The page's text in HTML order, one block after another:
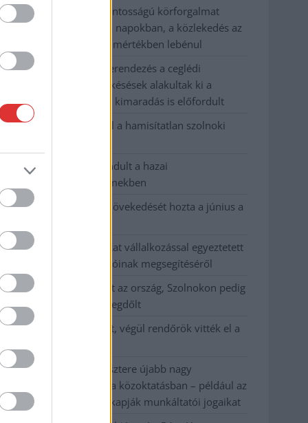
Szolnokon egy kulcsfontosságú körforgalmat
részlegesen lezárnak a napokban, a közlekedés az
átlagost is meghaladó mértékben lebénul
Elromlott a biztosítóberendezés a ceglédi
vasútvonalon, alapos késések alakultak ki a
menetrendhez képest, kimaradás is előfordult
Ön szerint hogy készül a hamisítatlan szolnoki
Országos ellenőrzés indult a hazai
akkumulátoripari üzemekben
Az idei év leglassabb növekedését hozta a június a
Györfi Mihály több tucat vállalkozással egyeztetett
a kerékpárgyár dolgozóinak megsegítéséről
41 fok fölé forrósodott az ország, Szolnokon pedig
egy másik rekord is megdőlt
Egy telefonhívást akart, végül rendőrök vitték el a
A Tisza kormány minisztere újabb nagy
változásokról döntött a közoktatásban – például az
iskolaigazgatók visszakapják munkáltatói jogaikat